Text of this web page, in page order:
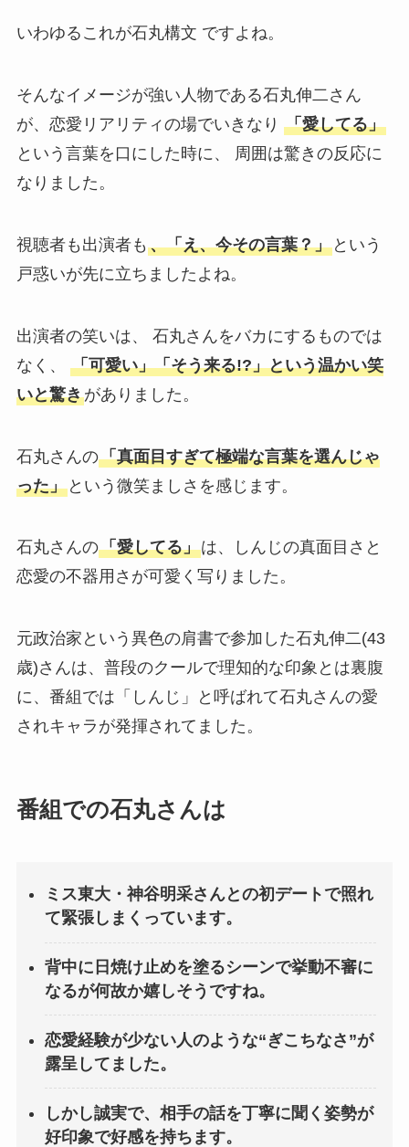
いわゆるこれが石丸構文 ですよね。
そんなイメージが強い人物である石丸伸二さん
が、恋愛リアリティの場でいきなり 「愛してる」
という言葉を口にした時に、 周囲は驚きの反応に
なりました。
視聴者も出演者も 、「え、今その言葉？」という
戸惑いが先に立ちましたよね。
出演者の笑いは、 石丸さんをバカにするものでは
なく、 「可愛い」「そう来る!?」という温かい笑
いと驚きがありました。
石丸さんの「真面目すぎて極端な言葉を選んじゃ
った」という微笑ましさを感じます。
石丸さんの「愛してる」は、しんじの真面目さと
恋愛の不器用さが可愛く写りました。
元政治家という異色の肩書で参加した石丸伸二(43
歳)さんは、普段のクールで理知的な印象とは裏腹
に、番組では「しんじ」と呼ばれて石丸さんの愛
されキャラが発揮されてました。
番組での石丸さんは
ミス東大・神谷明采さんとの初デートで照れ
て緊張しまくっています。
背中に日焼け止めを塗るシーンで挙動不審に
なるが何故か嬉しそうですね。
恋愛経験が少ない人のような“ぎこちなさ”が
露呈してました。
しかし誠実で、相手の話を丁寧に聞く姿勢が
好印象で好感を持ちます。